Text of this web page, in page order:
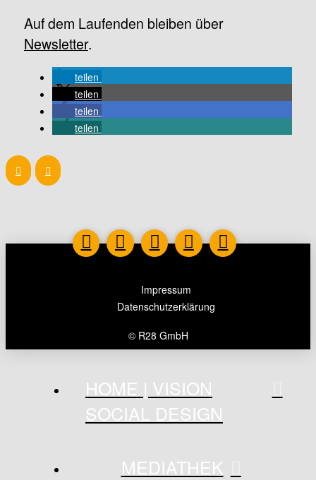
Auf dem Laufenden bleiben über
Newsletter.
teilen
teilen
teilen
teilen
Prev Next
© R28 GmbH
Impressum
Datenschutzerklärung
HOME | VISION
SOCIAL DESIGN
MEDIATHEK